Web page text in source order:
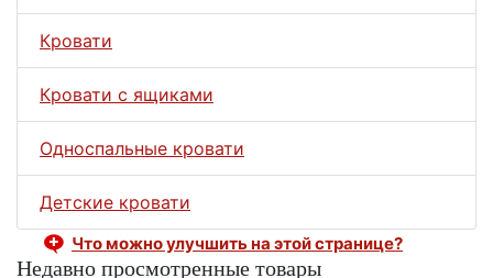
Кровати
Кровати с ящиками
Односпальные кровати
Детские кровати
Что можно улучшить на этой странице?
Недавно просмотренные товары